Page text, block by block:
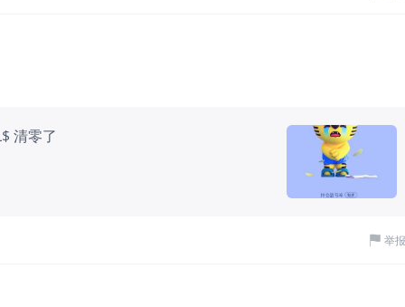
清零了
举报